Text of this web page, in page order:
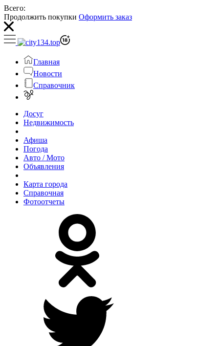
Всего:
Продолжить покупки Оформить заказ
Главная
Новости
Справочник
Досуг
Недвижимость
Афиша
Погода
Авто / Мото
Объявления
Карта города
Справочная
Фотоотчеты